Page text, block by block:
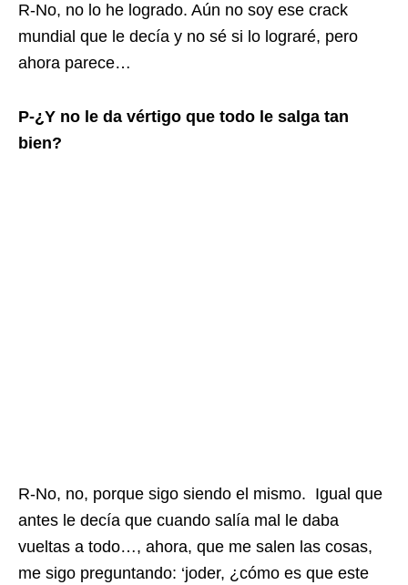
R-No, no lo he logrado. Aún no soy ese crack
mundial que le decía y no sé si lo lograré, pero
ahora parece…
P-¿Y no le da vértigo que todo le salga tan
bien?
R-No, no, porque sigo siendo el mismo. Igual que
antes le decía que cuando salía mal le daba
vueltas a todo…, ahora, que me salen las cosas,
me sigo preguntando: ‘joder, ¿cómo es que este